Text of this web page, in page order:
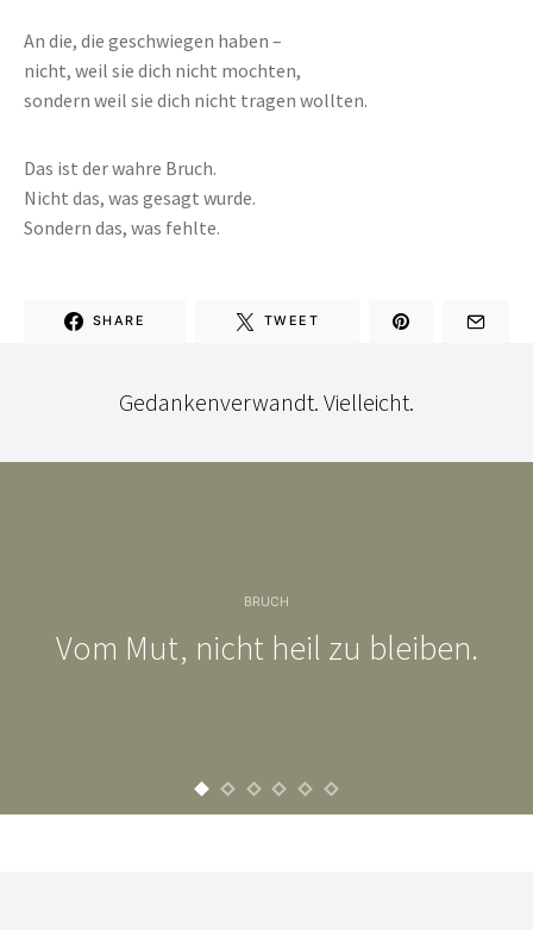
An die, die geschwiegen haben –
nicht, weil sie dich nicht mochten,
sondern weil sie dich nicht tragen wollten.
Das ist der wahre Bruch.
Nicht das, was gesagt wurde.
Sondern das, was fehlte.
SHARE TWEET
Gedankenverwandt. Vielleicht.
BRUCH
Vom Mut, nicht heil zu bleiben.